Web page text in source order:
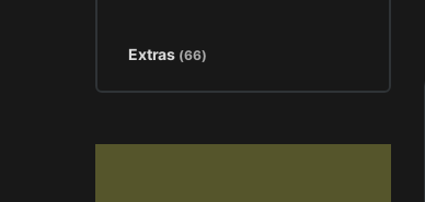
Extras (66)